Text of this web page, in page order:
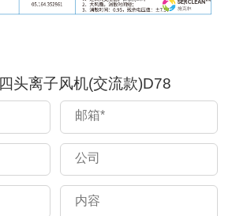
四头离子风机(交流款)D78